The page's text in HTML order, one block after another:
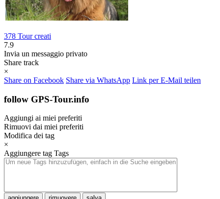
378 Tour creati
7.9
Invia un messaggio privato
Share track
×
Share on Facebook Share via WhatsApp Link per E-Mail teilen
follow GPS-Tour.info
Aggiungi ai miei preferiti
Rimuovi dai miei preferiti
Modifica dei tag
×
Aggiungere tag Tags